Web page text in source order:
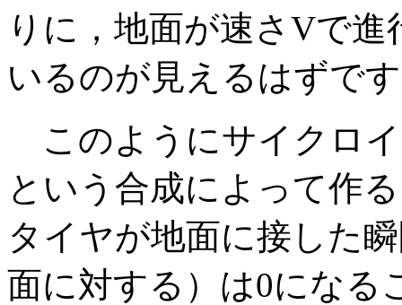
りに，地面が速さVで
いるのが見えるはずで
このようにサイクロ
という合成によって作
タイヤが地面に接した
面に対する）は0になる